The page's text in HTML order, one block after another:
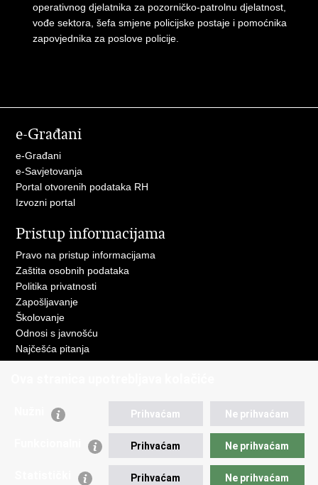
operativnog djelatnika za pozorničko-patrolnu djelatnost,
vođe sektora, šefa smjene policijske postaje i pomoćnika
zapovjednika za poslove policije.
e-Građani
e-Građani
e-Savjetovanja
Portal otvorenih podataka RH
Izvozni portal
Pristup informacijama
Pravo na pristup informacijama
Zaštita osobnih podataka
Politika privatnosti
Zapošljavanje
Školovanje
Odnosi s javnošću
Najčešća pitanja
EMN Nacionalna kontaktna točka za Republiku Hrvatsku
Policijska akademija
Zaklada policijske solidarnosti
Prihvaćam Ne prihvaćam
Prihvaćam Ne prihvaćam
Prihvaćam Ne prihvaćam